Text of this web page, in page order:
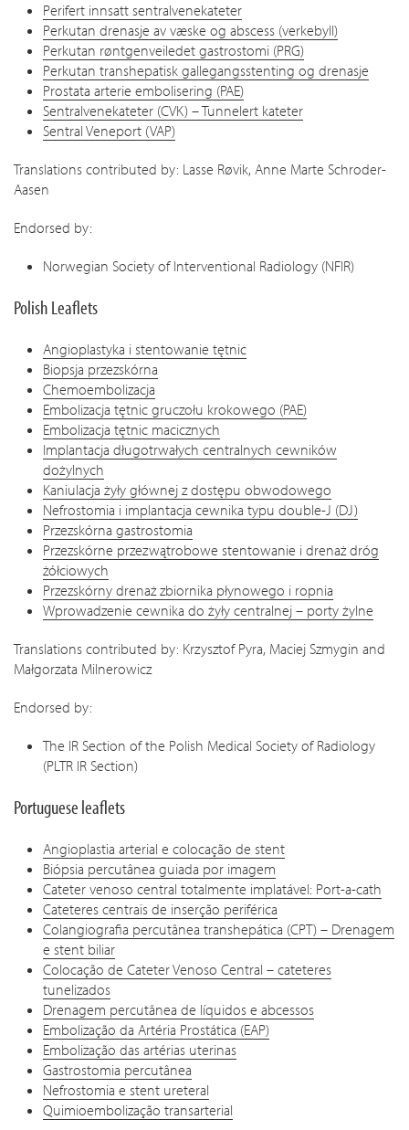
Perifert innsatt sentralvenekateter
Perkutan drenasje av væske og abscess (verkebyll)
Perkutan røntgenveiledet gastrostomi (PRG)
Perkutan transhepatisk gallegangsstenting og drenasje
Prostata arterie embolisering (PAE)
Sentralvenekateter (CVK) – Tunnelert kateter
Sentral Veneport (VAP)
Translations contributed by: Lasse Røvik, Anne Marte Schroder-
Aasen
Endorsed by:
Norwegian Society of Interventional Radiology (NFIR)
Polish Leaflets
Angioplastyka i stentowanie tętnic
Biopsja przezskórna
Chemoembolizacja
Embolizacja tętnic gruczołu krokowego (PAE)
Embolizacja tętnic macicznych
Implantacja długotrwałych centralnych cewników
dożylnych
Kaniulacja żyły głównej z dostępu obwodowego
Nefrostomia i implantacja cewnika typu double-J (DJ)
Przezskórna gastrostomia
Przezskórne przezwątrobowe stentowanie i drenaż dróg
żółciowych
Przezskórny drenaż zbiornika płynowego i ropnia
Wprowadzenie cewnika do żyły centralnej – porty żylne
Translations contributed by: Krzysztof Pyra, Maciej Szmygin and
Małgorzata Milnerowicz
Endorsed by:
The IR Section of the Polish Medical Society of Radiology
(PLTR IR Section)
Portuguese leaflets
Angioplastia arterial e colocação de stent
Biópsia percutânea guiada por imagem
Cateter venoso central totalmente implatável: Port-a-cath
Cateteres centrais de inserção periférica
Colangiografia percutânea transhepática (CPT) – Drenagem
e stent biliar
Colocação de Cateter Venoso Central – cateteres
tunelizados
Drenagem percutânea de líquidos e abcessos
Embolização da Artéria Prostática (EAP)
Embolização das artérias uterinas
Gastrostomia percutânea
Nefrostomia e stent ureteral
Quimioembolização transarterial